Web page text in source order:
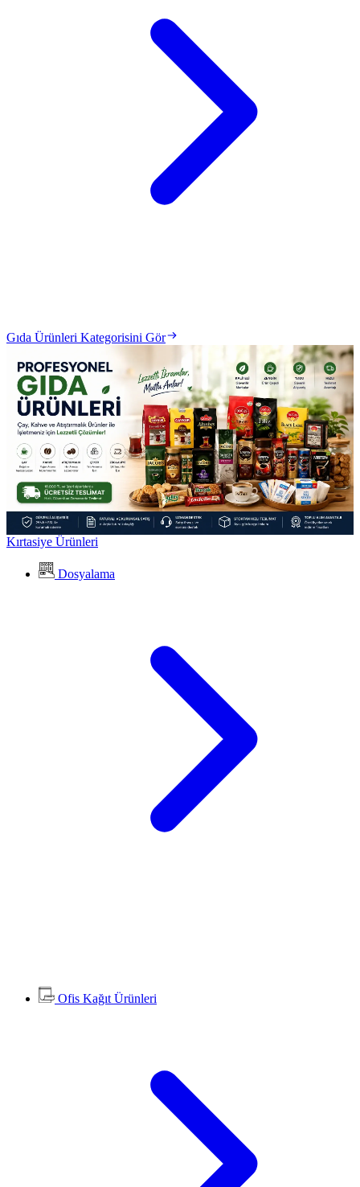
Gıda Ürünleri Kategorisini Gör
Kırtasiye Ürünleri
Dosyalama
Ofis Kağıt Ürünleri